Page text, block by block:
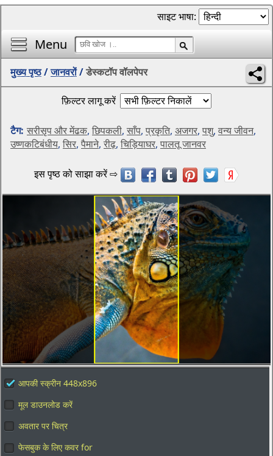
Menu
साइट भाषा:
मुख्य पृष्ठ/जानवरों/डेस्कटॉप वॉलपेपर
फ़िल्टर लागू करें
टैग: सरीसृप और मेंढक, छिपकली, साँप, प्रकृति, अजगर, पशु, वन्य जीवन,
उष्णकटिबंधीय, सिर, पैमाने, रीढ़, चिड़ियाघर, पालतू जानवर
आपकी स्क्रीन 448x896
मूल डाउनलोड करें
अवतार पर चित्र
फेसबुक के लिए कवर for